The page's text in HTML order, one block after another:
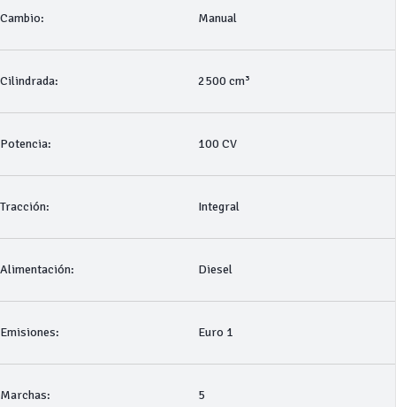
Cambio: Manual
Cilindrada: 2500 cm³
Potencia: 100 CV
Tracción: Integral
Alimentación: Diesel
Emisiones: Euro 1
Marchas: 5